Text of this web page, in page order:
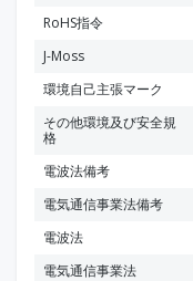
RoHS指令
J-Moss
環境自己主張マーク
その他環境及び安全規
格
電波法備考
電気通信事業法備考
電波法
電気通信事業法